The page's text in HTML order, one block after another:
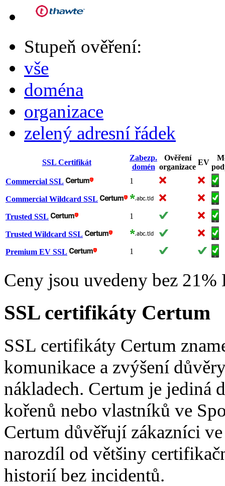
Stupeň ověření:
vše
doména
organizace
zelený adresní řádek
SSL Certifikát
Zabezp.
domén
Ověření
organizace
EV
Commercial SSL
1
Commercial Wildcard SSL
Trusted SSL 1
Trusted Wildcard SSL
Premium EV SSL 1
Ceny jsou uvedeny bez 21%
SSL certifikáty Certum
SSL certifikáty Certum
komunikace a zvýšení
nákladech. Certum je jediná
kořenů nebo vlastníků ve
Certum důvěřují zákazníci
narozdíl od většiny
historií bez incidentů.